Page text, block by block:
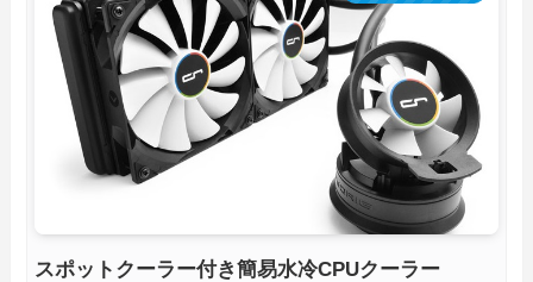
スポットクーラー付き簡易水冷CPUクーラー